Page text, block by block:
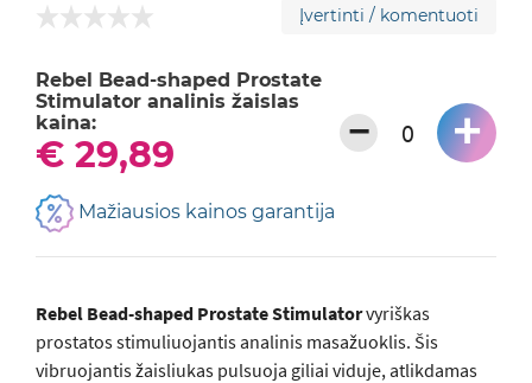
Įvertinti / komentuoti
Rebel Bead-shaped Prostate
Stimulator analinis žaislas
kaina:
€ 29,89 − +
Mažiausios kainos garantija
Rebel Bead-shaped Prostate Stimulatorvyriškas
prostatos stimuliuojantis analinis masažuoklis. Šis
vibruojantis žaisliukas pulsuoja giliai viduje, atlikdamas